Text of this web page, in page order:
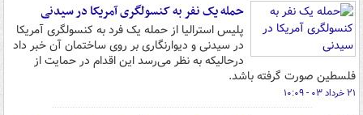
حمله یک نفر به کنسولگری آمریکا در سیدنی
پلیس استرالیا از حمله یک فرد به کنسولگری آمریکا
در سیدنی و دیوارنگاری بر روی ساختمان آن خبر داد
درحالیکه به نظر می‌رسد این اقدام در حمایت از
فلسطین صورت گرفته باشد.
۲۱ خرداد ۰۳ - ۱۰:۰۹